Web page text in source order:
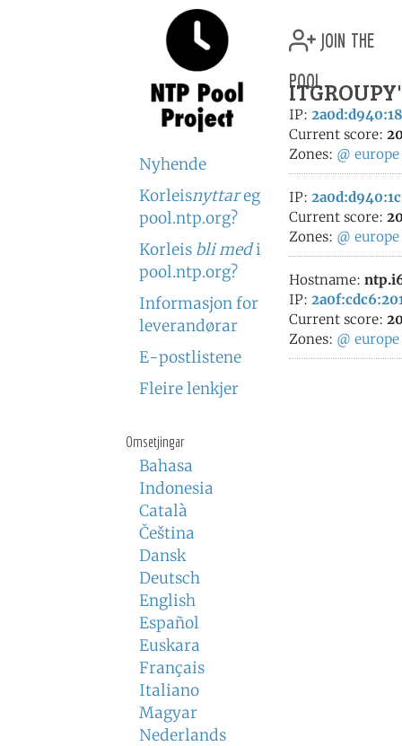
Nyhende
Korleisnyttareg
pool.ntp.org?
Korleis bli medi
pool.ntp.org?
Informasjon for
leverandørar
E-postlistene
Fleire lenkjer
Omsetjingar
Bahasa
Indonesia
Català
Čeština
Dansk
Deutsch
English
Español
Euskara
Français
Italiano
Magyar
Nederlands
join the
pool
IP:
Current score:
Zones: @ europe
IP:
Current score:
Zones: @ europe
Hostname:
IP:
Current score:
Zones: @ europe